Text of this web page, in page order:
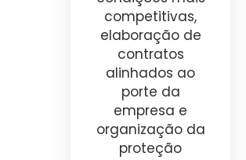
competitivas,
elaboração de
contratos
alinhados ao
porte da
empresa e
organização da
proteção